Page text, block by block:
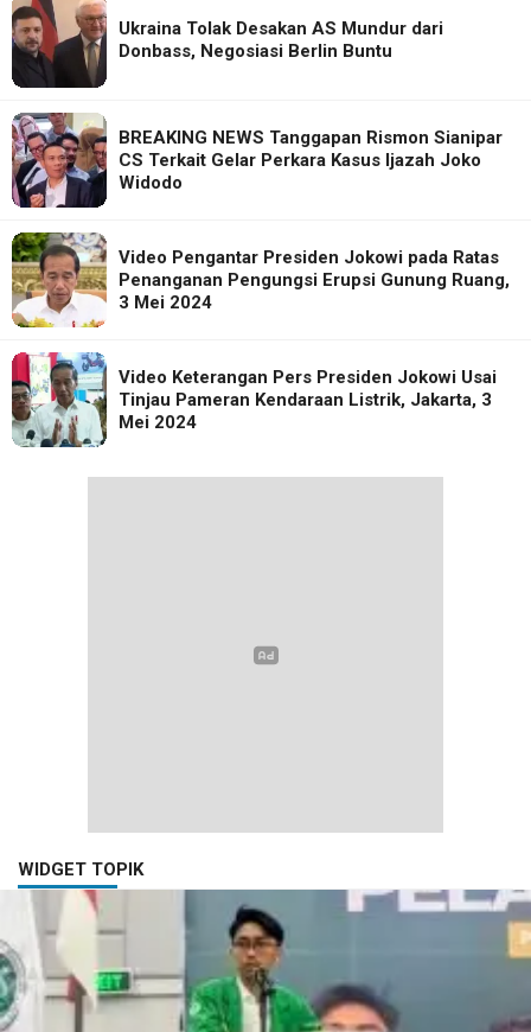
Ukraina Tolak Desakan AS Mundur dari
Donbass, Negosiasi Berlin Buntu
BREAKING NEWS Tanggapan Rismon Sianipar
CS Terkait Gelar Perkara Kasus Ijazah Joko
Widodo
Video Pengantar Presiden Jokowi pada Ratas
Penanganan Pengungsi Erupsi Gunung Ruang,
3 Mei 2024
Video Keterangan Pers Presiden Jokowi Usai
Tinjau Pameran Kendaraan Listrik, Jakarta, 3
Mei 2024
WIDGET TOPIK